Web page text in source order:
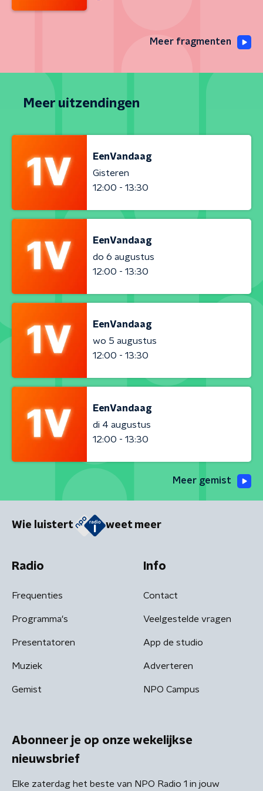
Meer fragmenten
Meer uitzendingen
EenVandaag
Gisteren
12:00 - 13:30
EenVandaag
do 6 augustus
12:00 - 13:30
EenVandaag
wo 5 augustus
12:00 - 13:30
EenVandaag
di 4 augustus
12:00 - 13:30
Meer gemist
Wie luistert weet meer
Radio
Frequenties
Programma's
Presentatoren
Muziek
Gemist
Info
Contact
Veelgestelde vragen
App de studio
Adverteren
NPO Campus
Abonneer je op onze wekelijkse
nieuwsbrief
Elke zaterdag het beste van NPO Radio 1 in jouw